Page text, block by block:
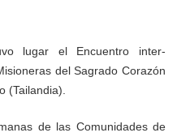
lugar el Encuentro inter-
del Sagrado Corazón
(Tailandia).
de las Comunidades de